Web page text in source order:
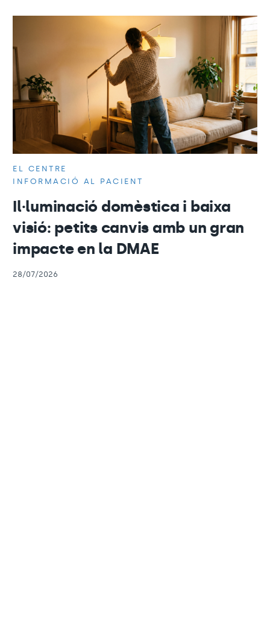
EL CENTRE
INFORMACIÓ AL PACIENT
Il·luminació domèstica i baixa
visió: petits canvis amb un gran
impacte en la DMAE
28/07/2026